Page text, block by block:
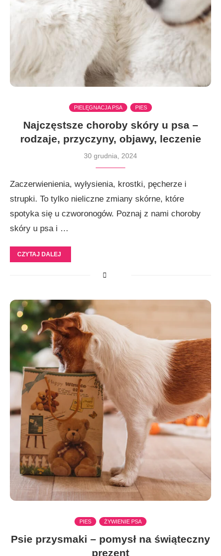
PIELĘGNACJA PSA PIES
Najczęstsze choroby skóry u psa –
rodzaje, przyczyny, objawy, leczenie
30 grudnia, 2024
Zaczerwienienia, wyłysienia, krostki, pęcherze i
strupki. To tylko nieliczne zmiany skórne, które
spotyka się u czworonogów. Poznaj z nami choroby
skóry u psa i …
CZYTAJ DALEJ
PIES ŻYWIENIE PSA
Psie przysmaki – pomysł na świąteczny
prezent